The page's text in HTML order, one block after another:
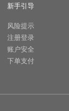
新手引导
风险提示
注册登录
账户安全
下单支付